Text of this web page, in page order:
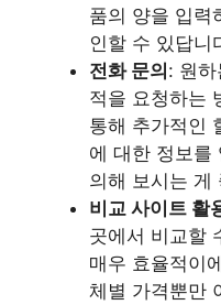
품의 양을 입력
인할 수 있답니
전화 문의: 원
적을 요청하는
통해 추가적인
에 대한 정보를
의해 보시는 게
비교 사이트 활
곳에서 비교할
매우 효율적이
체별 가격뿐만